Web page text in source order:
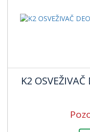
K2 OSVEŽIVAČ